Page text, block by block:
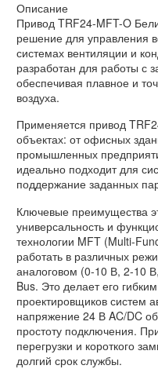
Описание
Привод TRF24-MFT-O
решение для управления
системах вентиляции и
разработан для работы с
обеспечивая плавное и
воздуха.
Применяется привод
объектах: от офисных
промышленных
идеально подходит для
поддержание заданных
Ключевые преимущества
универсальность и
технологии MFT (Multi-
работать в различных
аналоговом (0-10 В, 2-10
Bus. Это делает его
проектировщиков систем
напряжение 24 В AC/DC
простоту подключения.
перегрузки и короткого
долгий срок службы.